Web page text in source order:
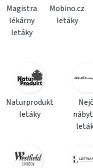
Magistra
lékárny
letáky
Mobino.cz
letáky
Naturprodukt
letáky